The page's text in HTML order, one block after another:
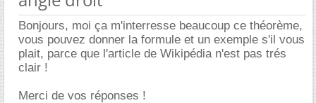
Bonjours, moi ça m'interresse beaucoup ce théorème,
vous pouvez donner la formule et un exemple s'il vous
plait, parce que l'article de Wikipédia n'est pas trés
clair !
Merci de vos réponses !